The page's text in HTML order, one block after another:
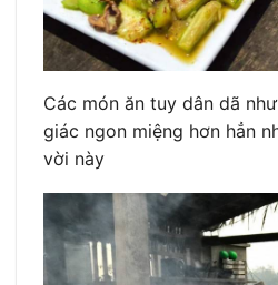
Các món ăn tuy dân dã
giác ngon miệng hơn hẳn
vời này